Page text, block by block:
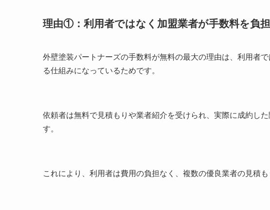
理由①：利用者ではなく加盟業者が手数料を負
外壁塗装パートナーズの手数料が無料の最大の理由は、利用者
る仕組みになっているためです。
依頼者は無料で見積もりや業者紹介を受けられ、実際に成約し
す。
これにより、利用者は費用の負担なく、複数の優良業者の見積も